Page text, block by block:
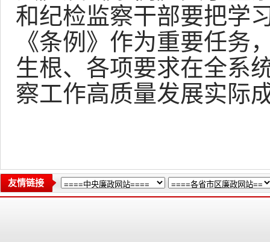
和纪检监察干部要把学
《条例》作为重要任务
生根、各项要求在全系
察工作高质量发展实际
友情链接